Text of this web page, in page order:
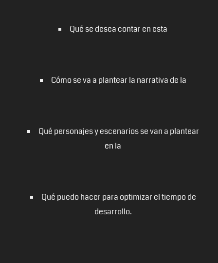
Qué se desea contar en esta
Cómo se va a plantear la narrativa de la
Qué personajes y escenarios se van a plantear
en la
Qué puedo hacer para optimizar el tiempo de
desarrollo.